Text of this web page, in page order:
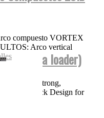
(para loader)
Ultra Strong,
Out Back Design for
compuesto VORTEX
Arco vertical